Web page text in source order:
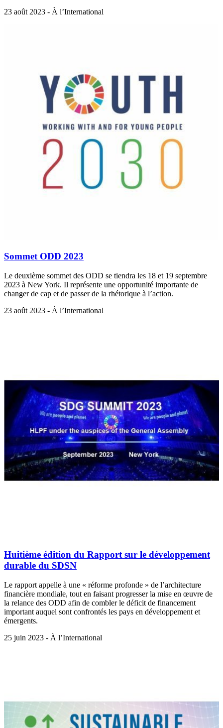
23 août 2023 - À l’International
Sommet ODD 2023
Le deuxième sommet des ODD se tiendra les 18 et 19 septembre
2023 à New York. Il représente une opportunité importante de
changer de cap et de passer de la rhétorique à l’action.
23 août 2023 - À l’International
Huitième édition du Rapport sur le développement
durable du SDSN
Le rapport appelle à une « réforme profonde » de l’architecture
financière mondiale, tout en faisant progresser la mise en œuvre de
la relance des ODD afin de combler le déficit de financement
important auquel sont confrontés les pays en développement et
émergents.
25 juin 2023 - À l’International